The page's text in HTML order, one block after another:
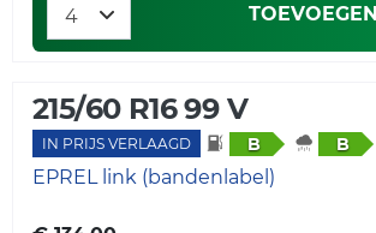
TOEVOEGEN
215/60 R16 99 V
IN PRIJS VERLAAGD B B
EPREL link (bandenlabel)